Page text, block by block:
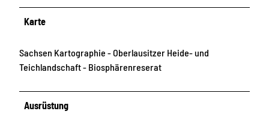
Karte
Sachsen Kartographie - Oberlausitzer Heide- und
Teichlandschaft - Biosphärenreserat
Ausrüstung